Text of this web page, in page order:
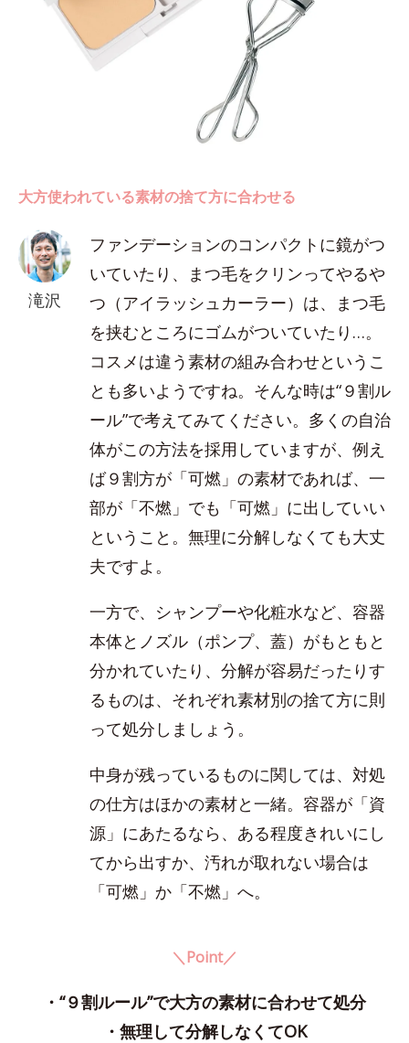
大方使われている素材の捨て方に合わせる
滝沢
ファンデーションのコンパクトに鏡がつ
いていたり、まつ毛をクリンってやるや
つ（アイラッシュカーラー）は、まつ毛
を挟むところにゴムがついていたり…。
コスメは違う素材の組み合わせというこ
とも多いようですね。そんな時は“９割ル
ール”で考えてみてください。多くの自治
体がこの方法を採用していますが、例え
ば９割方が「可燃」の素材であれば、一
部が「不燃」でも「可燃」に出していい
ということ。無理に分解しなくても大丈
夫ですよ。
一方で、シャンプーや化粧水など、容器
本体とノズル（ポンプ、蓋）がもともと
分かれていたり、分解が容易だったりす
るものは、それぞれ素材別の捨て方に則
って処分しましょう。
中身が残っているものに関しては、対処
の仕方はほかの素材と一緒。容器が「資
源」にあたるなら、ある程度きれいにし
てから出すか、汚れが取れない場合は
「可燃」か「不燃」へ。
＼Point／
・“９割ルール”で大方の素材に合わせて処分
・無理して分解しなくてOK